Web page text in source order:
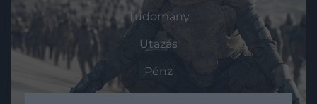
Tudomány
Utazás
Pénz